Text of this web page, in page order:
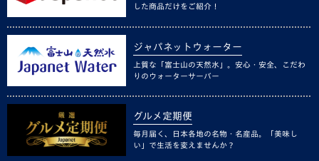
した商品だけをご紹介！
ジャパネットウォーター
上質な「富士山の天然水」。安心・安全、こだわ
りのウォーターサーバー
グルメ定期便
毎月届く、日本各地の名物・名産品。「美味し
い」で生活を変えませんか？